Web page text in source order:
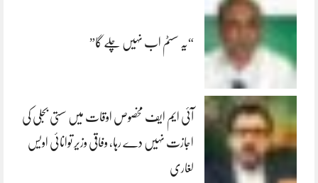
“یہ سسٹم اب نہیں چلے گا”
آئی ایم ایف مخصوص اوقات میں سستی بجلی کی
اجازت نہیں دے رہا، وفاقی وزیر توانائی اویس
لغاری